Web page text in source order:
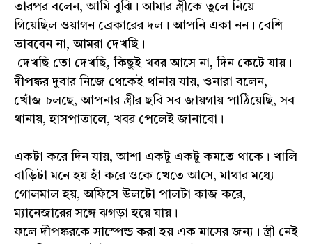
তারপর বলেন, আমি বুঝি। আমার স্ত্রীকে তুলে নিয়ে
গিয়েছিল ওয়াগন ব্রেকারের দল। আপনি একা নন। বেশি
ভাববেন না, আমরা দেখছি।
দেখছি তো দেখছি, কিছুই খবর আসে না, দিন কেটে যায়।
দীপঙ্কর দুবার নিজে থেকেই থানায় যায়, ওনারা বলেন,
খোঁজ চলছে, আপনার স্ত্রীর ছবি সব জায়গায় পাঠিয়েছি, সব
থানায়, হাসপাতালে, খবর পেলেই জানাবো।
একটা করে দিন যায়, আশা একটু একটু কমতে থাকে। খালি
বাড়িটা মনে হয় হাঁ করে ওকে খেতে আসে, মাথার মধ্যে
গোলমাল হয়, অফিসে উলটো পালটা কাজ করে,
ম্যানেজারের সঙ্গে ঝগড়া হয়ে যায়।
ফলে দীপঙ্করকে সাস্পেন্ড করা হয় এক মাসের জন্য। স্ত্রী নেই